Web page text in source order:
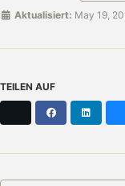
Aktualisiert: May 19,
TEILEN AUF
Facebook